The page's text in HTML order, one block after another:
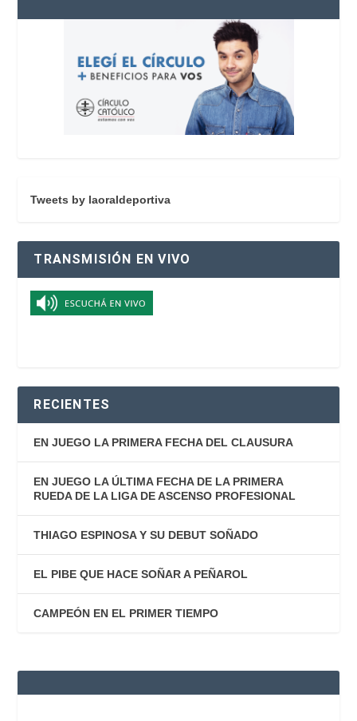
Tweets by laoraldeportiva
TRANSMISIÓN EN VIVO
RECIENTES
EN JUEGO LA PRIMERA FECHA DEL CLAUSURA
EN JUEGO LA ÚLTIMA FECHA DE LA PRIMERA
RUEDA DE LA LIGA DE ASCENSO PROFESIONAL
THIAGO ESPINOSA Y SU DEBUT SOÑADO
EL PIBE QUE HACE SOÑAR A PEÑAROL
CAMPEÓN EN EL PRIMER TIEMPO